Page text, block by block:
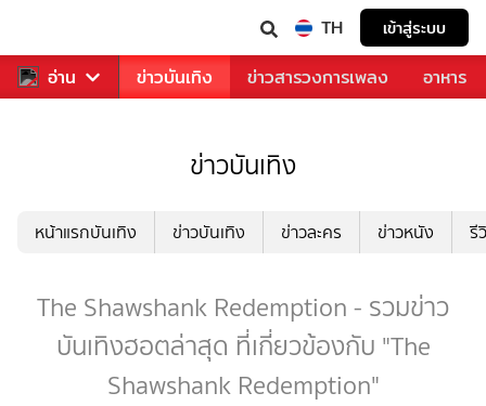
TH เข้าสู่ระบบ
อ่าน
กีฬา ข่าว ข่าวบันเทิง ข่าวสารวงการเพลง อาหาร
ข่าวบันเทิง
หน้าแรกบันเทิง ข่าวบันเทิง ข่าวละคร ข่าวหนัง รี
The Shawshank Redemption - รวมข่าว
บันเทิงฮอตล่าสุด ที่เกี่ยวข้องกับ "The
Shawshank Redemption"